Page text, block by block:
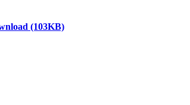
(103KB)